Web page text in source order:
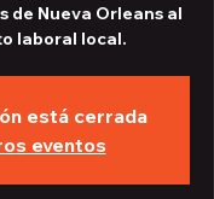
de Nueva Orleans al
laboral local.
está cerrada
eventos